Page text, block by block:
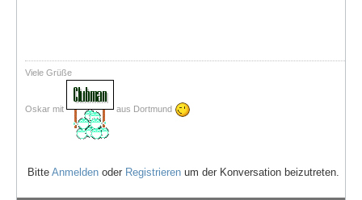
Viele Grüße
Oskar mit aus Dortmund
Bitte Anmelden oder Registrieren um der Konversation beizutreten.